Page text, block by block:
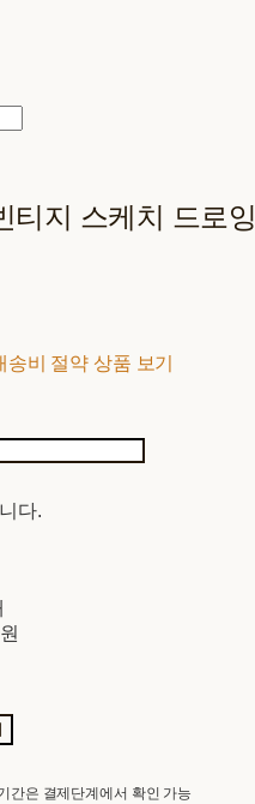
티지 스케치 드로잉
비 절약 상품 보기
다.
간은 결제단계에서 확인 가능